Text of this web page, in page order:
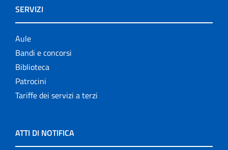
SERVIZI
Aule
Bandi e concorsi
Biblioteca
Patrocini
Tariffe dei servizi a terzi
ATTI DI NOTIFICA